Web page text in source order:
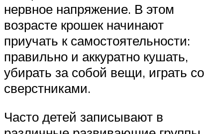
нервное напряжение. В этом
возрасте крошек начинают
приучать к самостоятельности:
правильно и аккуратно кушать,
убирать за собой вещи, играть со
сверстниками.
Часто детей записывают в